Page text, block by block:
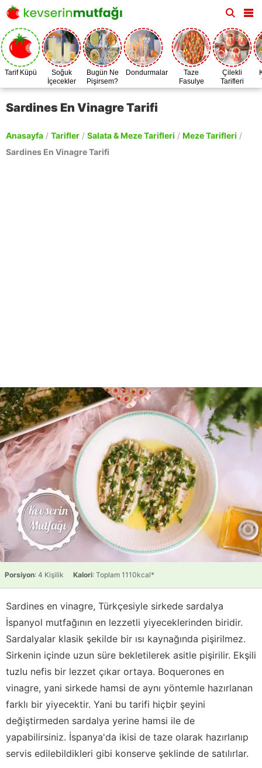
Tarif Küpü
Soğuk
İçecekler
Bugün Ne
Pişirsem?
Dondurmalar
Taze
Fasulye
Zamanı
Çilekli
Tarifleri
Sardines En Vinagre Tarifi
Anasayfa / Tarifler / Salata & Meze Tarifleri / Meze Tarifleri /
Sardines En Vinagre Tarifi
Porsiyon: 4 Kişilik Kalori: Toplam 1110kcal*
Sardines en vinagre, Türkçesiyle sirkede sardalya
İspanyol mutfağının en lezzetli yiyeceklerinden biridir.
Sardalyalar klasik şekilde bir ısı kaynağında pişirilmez.
Sirkenin içinde uzun süre bekletilerek asitle pişirilir. Ekşili
tuzlu nefis bir lezzet çıkar ortaya. Boquerones en
vinagre, yani sirkede hamsi de aynı yöntemle hazırlanan
farklı bir yiyecektir. Yani bu tarifi hiçbir şeyini
değiştirmeden sardalya yerine hamsi ile de
yapabilirsiniz. İspanya'da ikisi de taze olarak hazırlanıp
servis edilebildikleri gibi konserve şeklinde de satılırlar.